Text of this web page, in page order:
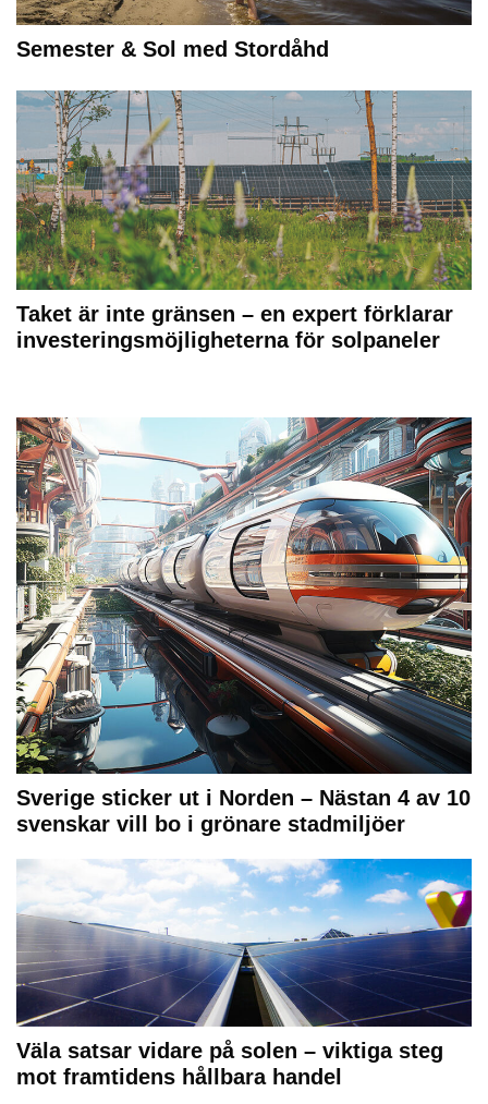
Semester & Sol med Stordåhd
Taket är inte gränsen – en expert förklarar
investeringsmöjligheterna för solpaneler
Sverige sticker ut i Norden – Nästan 4 av 10
svenskar vill bo i grönare stadmiljöer
Väla satsar vidare på solen – viktiga steg
mot framtidens hållbara handel